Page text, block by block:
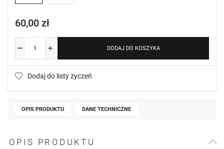
60,00 zł
DODAJ DO KOSZYKA
Dodaj do listy życzeń
OPIS PRODUKTU DANE TECHNICZNE
OPIS PRODUKTU